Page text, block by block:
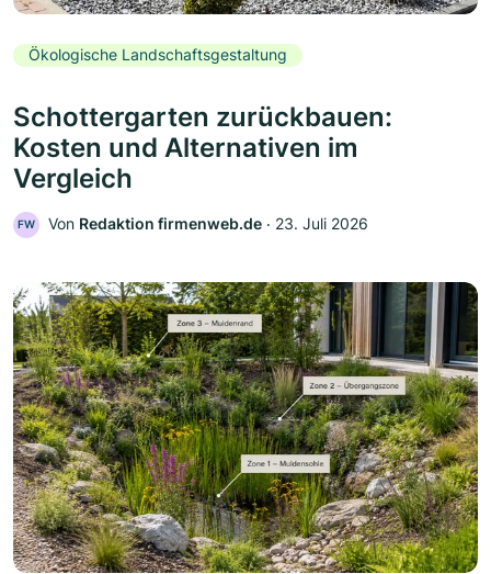
Ökologische Landschaftsgestaltung
Schottergarten zurückbauen:
Kosten und Alternativen im
Vergleich
FW Von Redaktion firmenweb.de ‧ 23. Juli 2026